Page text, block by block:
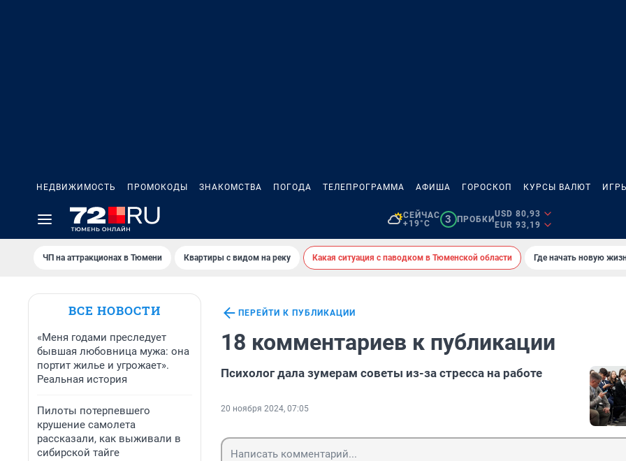
НЕДВИЖИМОСТЬ ПРОМОКОДЫ ЗНАКОМСТВА ПОГОДА ТЕЛЕПРОГРАММА АФИША ГОРОСКОП КУРСЫ ВАЛЮТ ИГРЫ
СЕЙЧАС
+19°C
3 ПРОБКИ
USD 80,93
EUR 93,19
ЧП на аттракционах в Тюмени Квартиры с видом на реку Какая ситуация с паводком в Тюменской области Где начать новую
ВСЕ НОВОСТИ
«Меня годами преследует
бывшая любовница мужа: она
портит жилье и угрожает».
Реальная история
Пилоты потерпевшего
крушение самолета
рассказали, как выживали в
сибирской тайге
ПЕРЕЙТИ К ПУБЛИКАЦИИ
18 комментариев к публикации
Психолог дала зумерам советы из-за стресса на работе
20 ноября 2024, 07:05